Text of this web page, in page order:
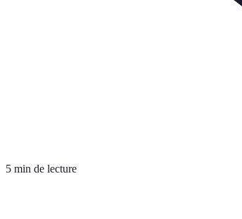
5 min de lecture